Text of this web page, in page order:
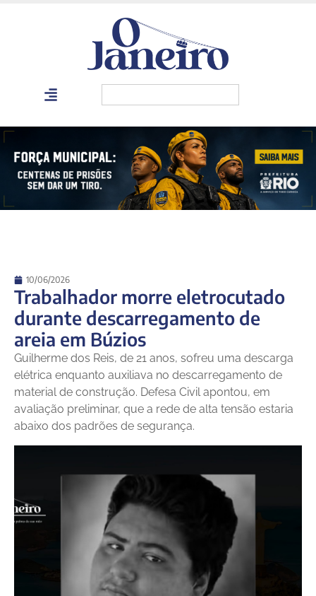
10/06/2026
Trabalhador morre eletrocutado
durante descarregamento de
areia em Búzios
Guilherme dos Reis, de 21 anos, sofreu uma descarga
elétrica enquanto auxiliava no descarregamento de
material de construção. Defesa Civil apontou, em
avaliação preliminar, que a rede de alta tensão estaria
abaixo dos padrões de segurança.